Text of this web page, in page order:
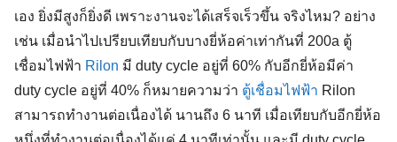
เอง ยิ่งมีสูงก็ยิ่งดี เพราะงานจะได้เสร็จเร็วขึ้น จริงไหม? อย่าง
เช่น เมื่อนำไปเปรียบเทียบกับบางยี่ห้อค่าเท่ากันที่ 200a ตู้
เชื่อมไฟฟ้า Rilon มี duty cycle อยู่ที่ 60% กับอีกยี่ห้อมีค่า
duty cycle อยู่ที่ 40% ก็หมายความว่า ตู้เชื่อมไฟฟ้า Rilon
สามารถทำงานต่อเนื่องได้ นานถึง 6 นาที เมื่อเทียบกับอีกยี่ห้อ